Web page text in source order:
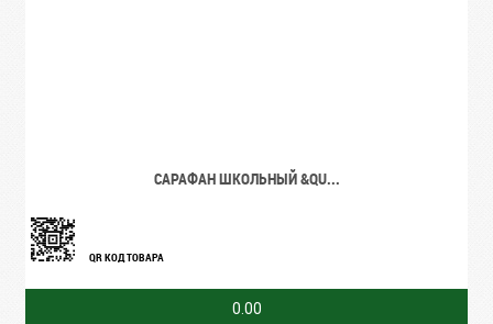
САРАФАН ШКОЛЬНЫЙ &QU...
QR КОД ТОВАРА
0.00